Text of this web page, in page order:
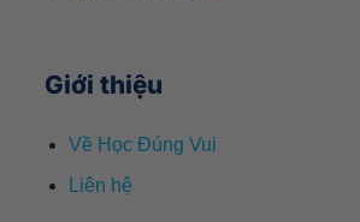
Giới thiệu
Về Học Đúng Vui
Liên hệ